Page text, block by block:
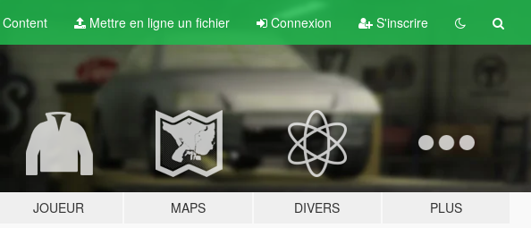
Content Mettre en ligne un fichier Connexion S'inscrire
JOUEUR MAPS DIVERS PLUS